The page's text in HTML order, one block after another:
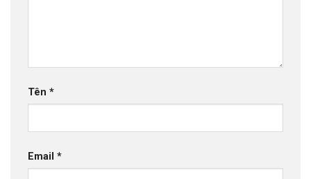
Tên *
Email *